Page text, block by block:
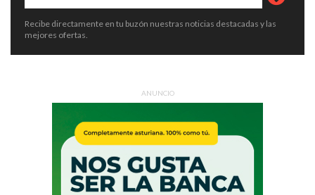
Recibe directamente en tu buzón nuestras noticias destacadas y las
mejores ofertas.
ANUNCIO